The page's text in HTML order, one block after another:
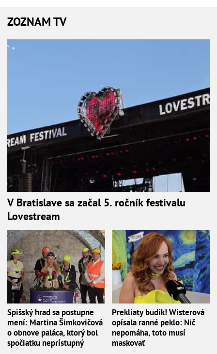
ZOZNAM TV
V Bratislave sa začal 5. ročník festivalu
Lovestream
Spišský hrad sa postupne
mení: Martina Šimkovičová
o obnove paláca, ktorý bol
spočiatku neprístupný
Prekliaty budík! Wisterová
opísala ranné peklo: Nič
nepomáha, toto musí
maskovať